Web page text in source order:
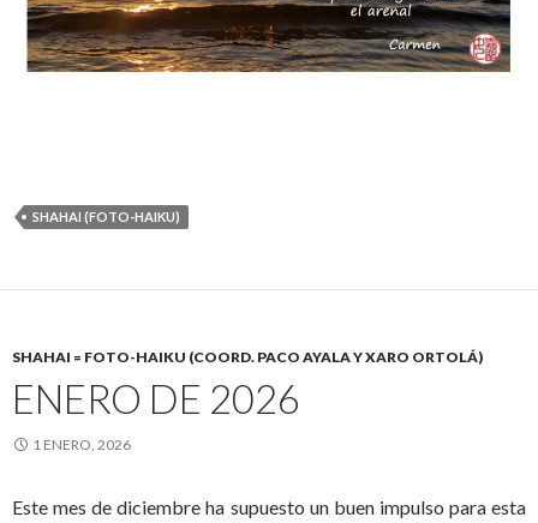
SHAHAI (FOTO-HAIKU)
SHAHAI = FOTO-HAIKU (COORD. PACO AYALA Y XARO ORTOLÁ)
ENERO DE 2026
1 ENERO, 2026
Este mes de diciembre ha supuesto un buen impulso para esta